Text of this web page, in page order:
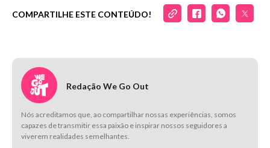
COMPARTILHE ESTE CONTEÚDO!
Redação We Go Out
Nós acreditamos que, ao compartilhar nossas experiências, somos
capazes de transmitir essa paixão e inspirar nossos seguidores a
viverem realidades semelhantes.